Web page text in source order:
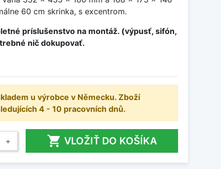
60 cm skrinka, s excentrom.
príslušenstvo na montáž. (výpusť, sifón,
nič dokupovať.
u výrobce v Německu. Zboží
4 - 10 pracovních dnů.
+  VLOŽIŤ DO KOŠÍKA